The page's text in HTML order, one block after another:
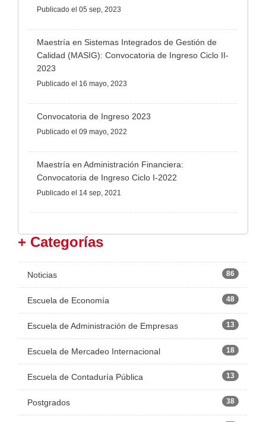
Publicado el 05 sep, 2023
Maestría en Sistemas Integrados de Gestión de
Calidad (MASIG): Convocatoria de Ingreso Ciclo II-
2023
Publicado el 16 mayo, 2023
Convocatoria de Ingreso 2023
Publicado el 09 mayo, 2022
Maestría en Administración Financiera:
Convocatoria de Ingreso Ciclo I-2022
Publicado el 14 sep, 2021
+ Categorías
Noticias 86
Escuela de Economía 48
Escuela de Administración de Empresas 13
Escuela de Mercadeo Internacional 18
Escuela de Contaduría Pública 13
Postgrados 38